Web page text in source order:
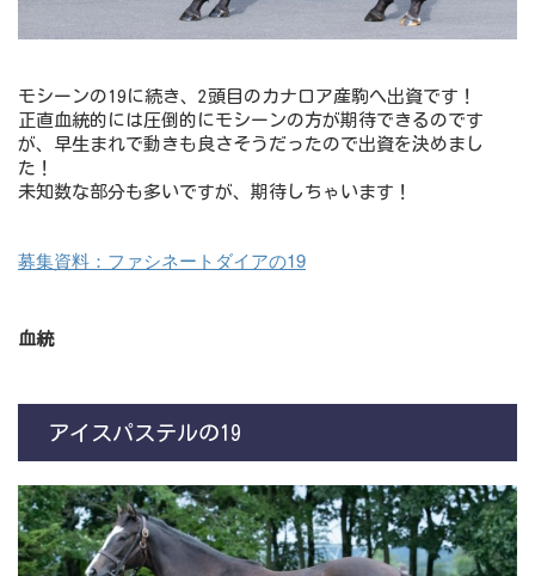
モシーンの19に続き、2頭目のカナロア産駒へ出資です！
正直血統的には圧倒的にモシーンの方が期待できるのです
が、早生まれで動きも良さそうだったので出資を決めまし
た！
未知数な部分も多いですが、期待しちゃいます！
募集資料：ファシネートダイアの19
血統
アイスパステルの19